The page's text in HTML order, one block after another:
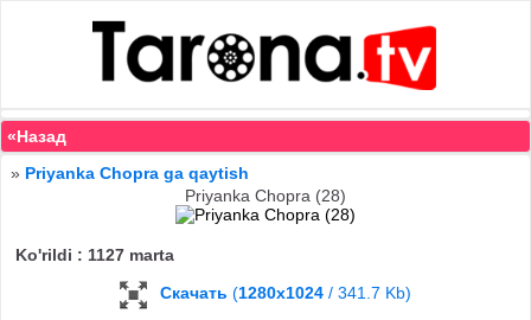
«Назад
» Priyanka Chopra ga qaytish
Priyanka Chopra (28)
Ko'rildi : 1127 marta
Скачать (1280x1024 / 341.7 Kb)